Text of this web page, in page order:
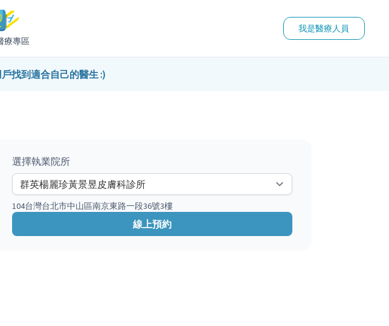
療專區
我是醫療人員
找到適合自己的醫生 :)
選擇執業院所
104台灣台北市中山區南京東路一段36號3樓
線上預約